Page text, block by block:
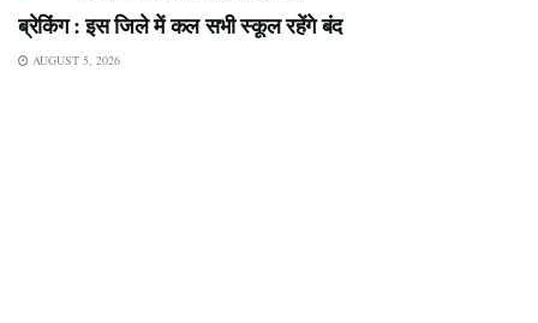
ब्रेकिंग : इस जिले में कल सभी स्कूल रहेंगे बंद
AUGUST 5, 2026